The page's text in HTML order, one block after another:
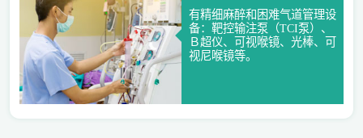
有精细麻醉和困难气道管理设
备：靶控输注泵（TCI泵）、
Ｂ超仪、可视喉镜、光棒、可
视尼喉镜等。